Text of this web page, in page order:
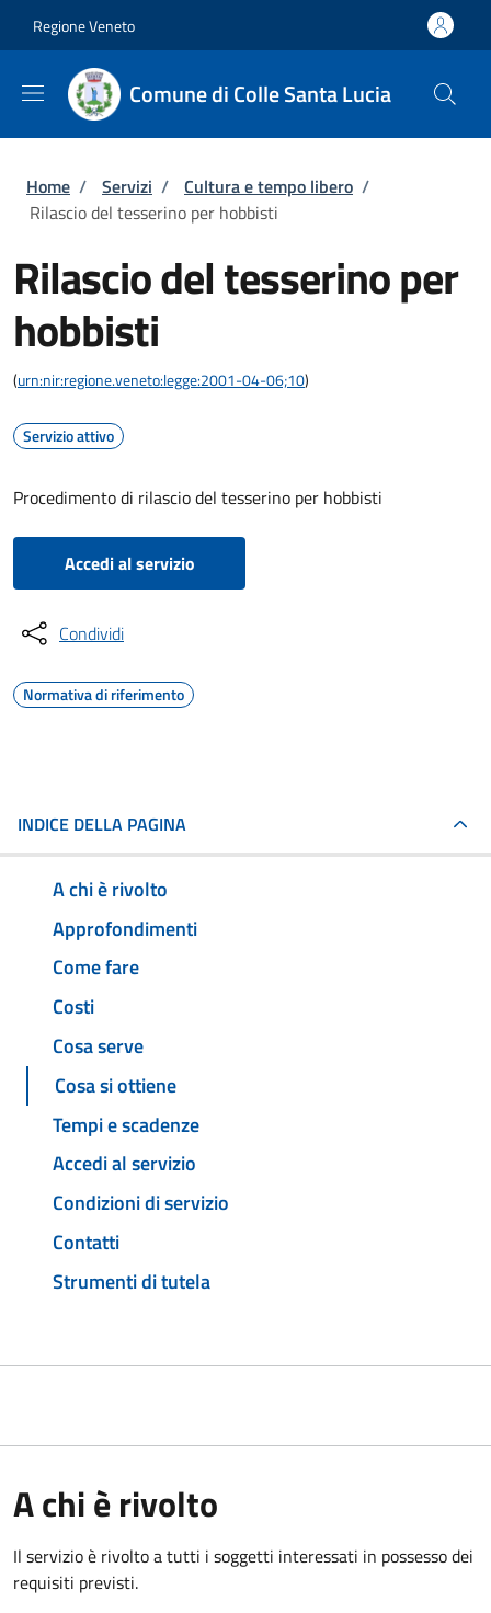
Regione Veneto
Comune di Colle Santa Lucia
Briciole di pane
Home / Servizi / Cultura e tempo libero /
Rilascio del tesserino per hobbisti
Rilascio del tesserino per
hobbisti
(urn:nir:regione.veneto:legge:2001-04-06;10)
Servizio attivo
Procedimento di rilascio del tesserino per hobbisti
Accedi al servizio
Condividi
Normativa di riferimento
INDICE DELLA PAGINA
A chi è rivolto
Approfondimenti
Come fare
Costi
Cosa serve
Cosa si ottiene
Tempi e scadenze
Accedi al servizio
Condizioni di servizio
Contatti
Strumenti di tutela
A chi è rivolto
Il servizio è rivolto a tutti i soggetti interessati in possesso dei
requisiti previsti.